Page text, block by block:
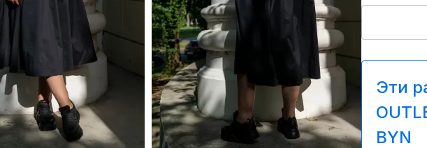
Эти
BYN